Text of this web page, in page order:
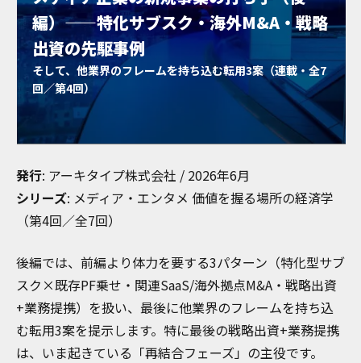
編）——特化サブスク・海外M&A・戦略
出資の先駆事例
そして、他業界のフレームを持ち込む転用3案（連載・全7
回／第4回）
発行: アーキタイプ株式会社 / 2026年6月
シリーズ: メディア・エンタメ 価値を握る場所の経済学
（第4回／全7回）
後編では、前編より体力を要する3パターン（特化型サブ
スク×既存PF乗せ・関連SaaS/海外拠点M&A・戦略出資
+業務提携）を扱い、最後に他業界のフレームを持ち込
む転用3案を提示します。特に最後の戦略出資+業務提携
は、いま起きている「再結合フェーズ」の主役です。